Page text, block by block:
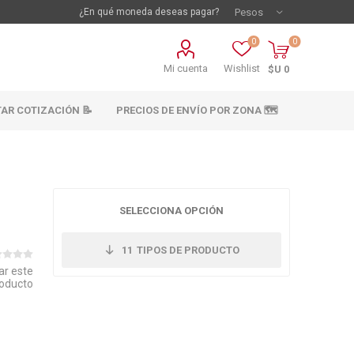
¿En qué moneda deseas pagar?
Mi cuenta Wishlist
0 0
$U 0
COTIZACIÓN 📝 PRECIOS DE ENVÍO POR ZONA 🗺️
este
SELECCIONA OPCIÓN
11 TIPOS DE PRODUCTO